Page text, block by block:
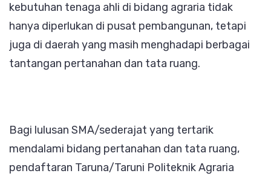
kebutuhan tenaga ahli di bidang agraria tidak
hanya diperlukan di pusat pembangunan, tetapi
juga di daerah yang masih menghadapi berbagai
tantangan pertanahan dan tata ruang.
Bagi lulusan SMA/sederajat yang tertarik
mendalami bidang pertanahan dan tata ruang,
pendaftaran Taruna/Taruni Politeknik Agraria